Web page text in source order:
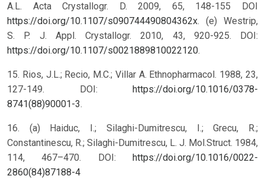
A.L. Acta Crystallogr. D. 2009, 65, 148-155 DOI
https://doi.org/10.1107/s090744490804362x. (e) Westrip,
S. P. J. Appl. Crystallogr. 2010, 43, 920-925. DOI:
https://doi.org/10.1107/s0021889810022120.
15. Rios, J.L.; Recio, M.C.; Villar A. Ethnopharmacol. 1988, 23,
127-149. DOI: https://doi.org/10.1016/0378-
8741(88)90001-3.
16. (a) Haiduc, I.; Silaghi-Dumitrescu, I.; Grecu, R.;
Constantinescu, R.; Silaghi-Dumitrescu, L. J. Mol.Struct. 1984,
114, 467–470. DOI: https://doi.org/10.1016/0022-
2860(84)87188-4